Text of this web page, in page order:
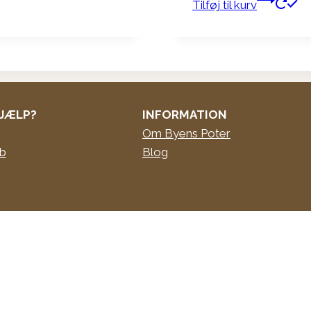
Tilføj til kurv
INFORMATION
Om Byens Poter
Blog